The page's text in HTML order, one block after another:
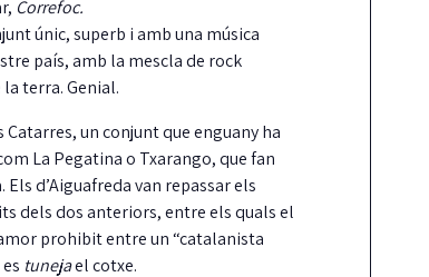
Correfoc.
únic, superb i amb una música
país, amb la mescla de rock
terra. Genial.
un conjunt que enguany ha
La Pegatina o Txarango, que fan
d’Aiguafreda van repassar els
dels dos anteriors, entre els quals el
prohibit entre un “catalanista
tunejael cotxe.
més
els
del
de neteja
Detinguts dos homes
per robar en una casa
mentre els inquilins